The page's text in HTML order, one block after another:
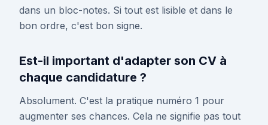
dans un bloc-notes. Si tout est lisible et dans le
bon ordre, c'est bon signe.
Est-il important d'adapter son CV à
chaque candidature ?
Absolument. C'est la pratique numéro 1 pour
augmenter ses chances. Cela ne signifie pas tout